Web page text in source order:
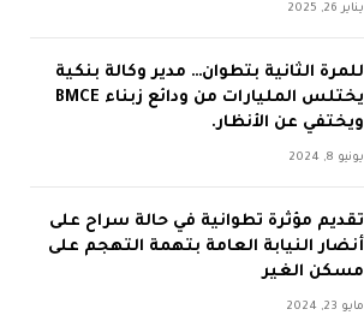
يناير 26, 2025
للمرة الثانية بتطوان… مدير وكالة بنكية
يختلس المليارات من ودائع زبناء BMCE
ويختفي عن الأنظار.
يونيو 8, 2024
تقديم مؤثرة تطوانية في حالة سراح على
أنضار النيابة العامة بتهمة التهجم على
مسكن الغير
مايو 23, 2024